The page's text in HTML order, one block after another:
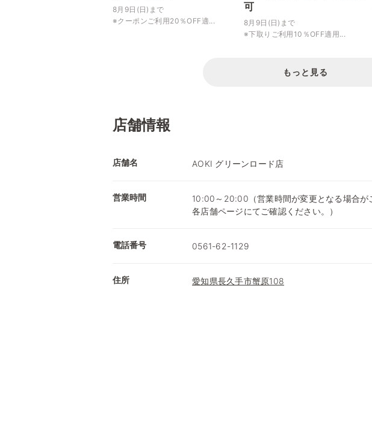
8月9日(日)まで
※クーポンご利用20％OFF適...
可
8月9日(日)まで
※下取りご利用10％OFF適用...
もっと見る
店舗情報
店舗名 AOKI グリーンロード店
営業時間
10:00～20:00（営業時間が変更となる場合が
各店舗ページにてご確認ください。）
電話番号 0561-62-1129
住所 愛知県長久手市蟹原108